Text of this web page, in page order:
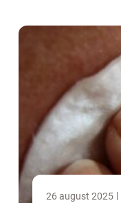
26 august 2025